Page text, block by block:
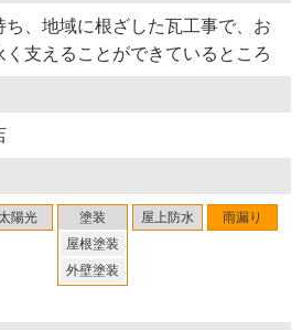
ち、地域に根ざした瓦工事で、お
支えることができているところ
陽光
塗装
屋根塗装
外壁塗装
屋上防水 雨漏り